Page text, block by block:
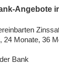
Angebote
24 Monate, 36
Bank